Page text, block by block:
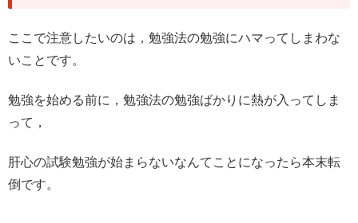
ここで注意したいのは，勉強法の勉強にハマってしまわな
いことです。
勉強を始める前に，勉強法の勉強ばかりに熱が入ってしま
って，
肝心の試験勉強が始まらないなんてことになったら本末転
倒です。